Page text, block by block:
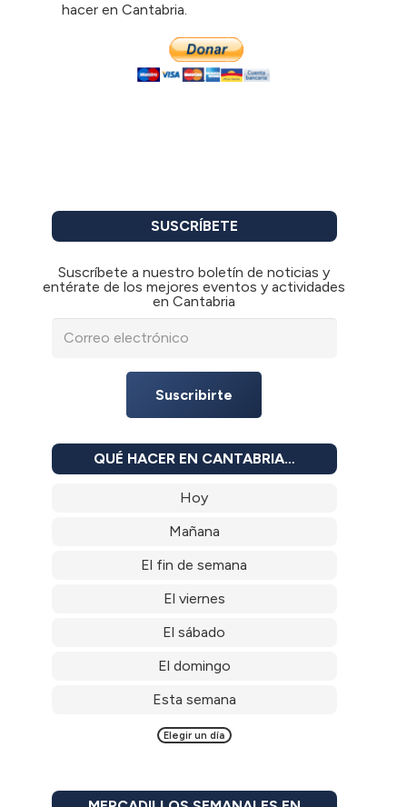
hacer en Cantabria.
SUSCRÍBETE
Suscríbete a nuestro boletín de noticias y
entérate de los mejores eventos y actividades
en Cantabria
Suscribirte
QUÉ HACER EN CANTABRIA…
Hoy
Mañana
El fin de semana
El viernes
El sábado
El domingo
Esta semana
Elegir un día